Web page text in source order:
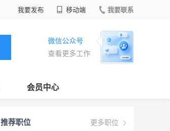
我要发布 移动端 我要联系
微信公众号
查看更多工作
会员中心
更多职位
推荐职位